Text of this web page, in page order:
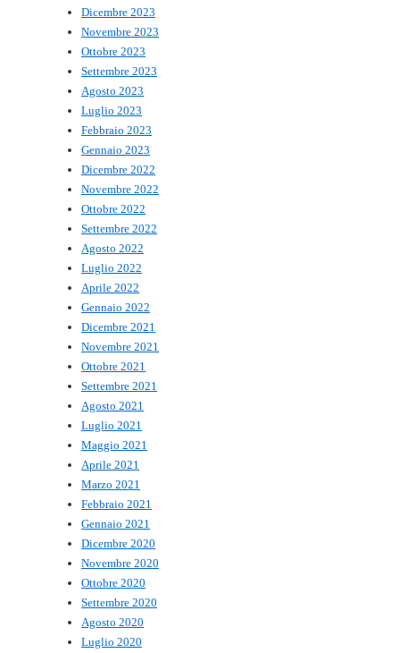
Dicembre 2023
Novembre 2023
Ottobre 2023
Settembre 2023
Agosto 2023
Luglio 2023
Febbraio 2023
Gennaio 2023
Dicembre 2022
Novembre 2022
Ottobre 2022
Settembre 2022
Agosto 2022
Luglio 2022
Aprile 2022
Gennaio 2022
Dicembre 2021
Novembre 2021
Ottobre 2021
Settembre 2021
Agosto 2021
Luglio 2021
Maggio 2021
Aprile 2021
Marzo 2021
Febbraio 2021
Gennaio 2021
Dicembre 2020
Novembre 2020
Ottobre 2020
Settembre 2020
Agosto 2020
Luglio 2020